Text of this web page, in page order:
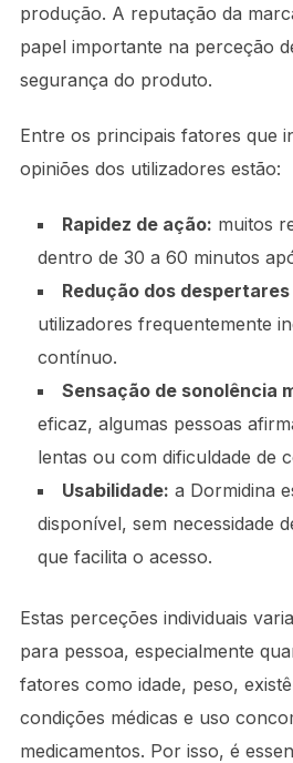
produção. A reputação da
papel importante na perceção
segurança do produto.
Entre os principais fatores que
opiniões dos utilizadores estão:
Rapidez de ação: muitos
dentro de 30 a 60 minutos
Redução dos
utilizadores frequentemente
contínuo.
Sensação de sonolência
eficaz, algumas pessoas
lentas ou com dificuldade de
Usabilidade: a Dormidina
disponível, sem necessidade
que facilita o acesso.
Estas perceções individuais
para pessoa, especialmente
fatores como idade, peso,
condições médicas e uso
medicamentos. Por isso, é